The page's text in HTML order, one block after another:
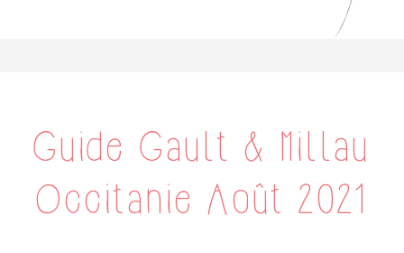
Guide Gault & Millau
Occitanie Août 2021